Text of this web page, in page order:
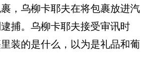
，乌柳卡耶夫在将包裹放进汽
捕。乌柳卡耶夫接受审讯时
装的是什么，以为是礼品和葡